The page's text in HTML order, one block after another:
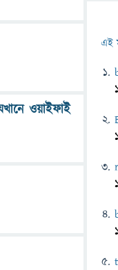
ওয়াইফাই
এই